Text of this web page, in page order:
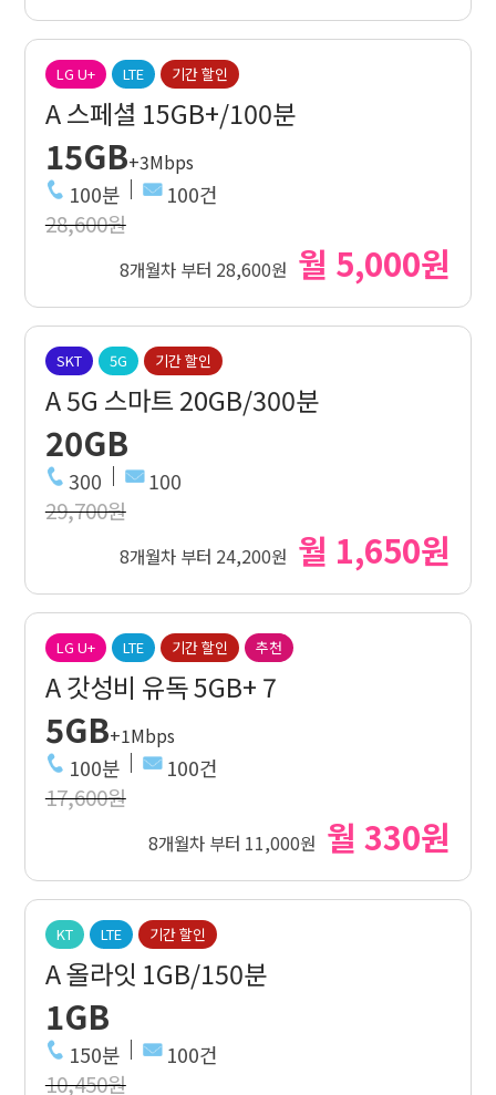
LG U+ LTE 기간 할인
A 스페셜 15GB+/100분
15GB+3Mbps
100분 100건
28,600원
8개월차 부터 28,600원 월 5,000원
SKT 5G 기간 할인
A 5G 스마트 20GB/300분
20GB
300 100
29,700원
8개월차 부터 24,200원 월 1,650원
LG U+ LTE 기간 할인 추천
A 갓성비 유독 5GB+ 7
5GB+1Mbps
100분 100건
17,600원
8개월차 부터 11,000원 월 330원
KT LTE 기간 할인
A 올라잇 1GB/150분
1GB
150분 100건
10,450원